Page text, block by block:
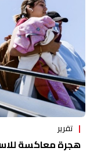
تقرير
هجرة معاكسة